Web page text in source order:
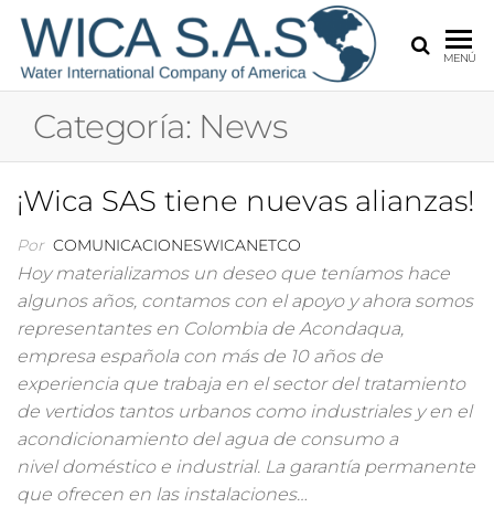
WICA
SAS
WaterMENÚ
Categoría: News
¡Wica SAS tiene nuevas alianzas!
Por COMUNICACIONESWICANETCO
Hoy materializamos un deseo que teníamos hace
algunos años, contamos con el apoyo y ahora somos
representantes en Colombia de Acondaqua,
empresa española con más de 10 años de
experiencia que trabaja en el sector del tratamiento
de vertidos tantos urbanos como industriales y en el
acondicionamiento del agua de consumo a
nivel doméstico e industrial. La garantía permanente
que ofrecen en las instalaciones…